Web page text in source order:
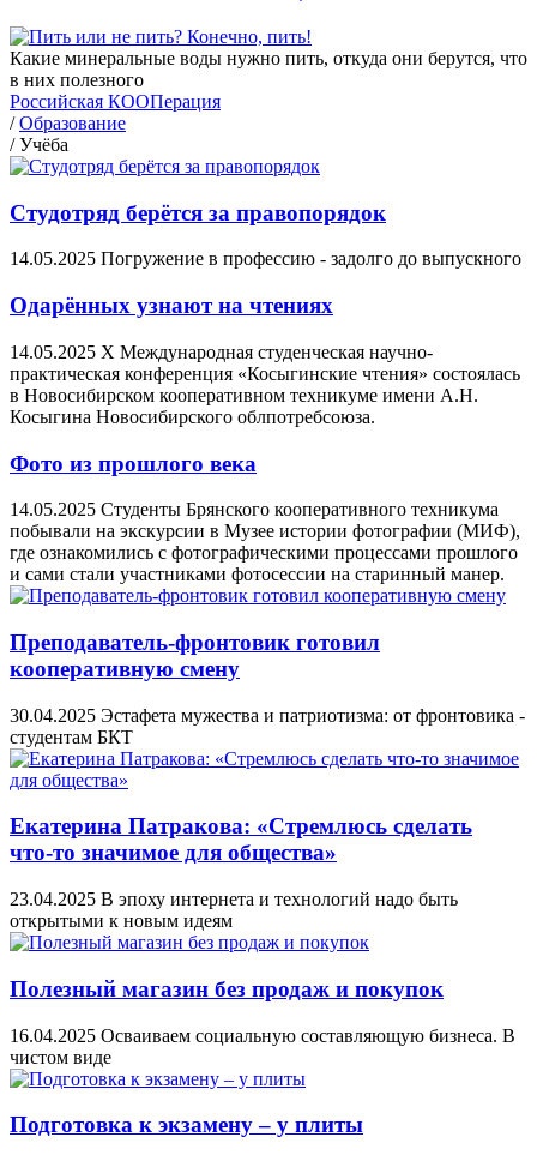
Какие минеральные воды нужно пить, откуда они берутся, что
в них полезного
Российская КООПерация
/ Образование
/ Учёба
Студотряд берётся за правопорядок
14.05.2025 Погружение в профессию - задолго до выпускного
Одарённых узнают на чтениях
14.05.2025 X Международная студенческая научно-
практическая конференция «Косыгинские чтения» состоялась
в Новосибирском кооперативном техникуме имени А.Н.
Косыгина Новосибирского облпотребсоюза.
Фото из прошлого века
14.05.2025 Студенты Брянского кооперативного техникума
побывали на экскурсии в Музее истории фотографии (МИФ),
где ознакомились с фотографическими процессами прошлого
и сами стали участниками фотосессии на старинный манер.
Преподаватель-фронтовик готовил
кооперативную смену
30.04.2025 Эстафета мужества и патриотизма: от фронтовика -
студентам БКТ
Екатерина Патракова: «Стремлюсь сделать
что‑то значимое для общества»
23.04.2025 В эпоху интернета и технологий надо быть
открытыми к новым идеям
Полезный магазин без продаж и покупок
16.04.2025 Осваиваем социальную составляющую бизнеса. В
чистом виде
Подготовка к экзамену – у плиты